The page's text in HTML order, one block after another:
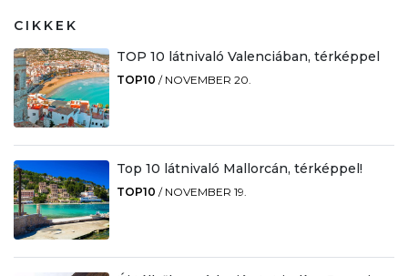
CIKKEK
TOP 10 látnivaló Valenciában, térképpel
TOP10 / NOVEMBER 20.
Top 10 látnivaló Mallorcán, térképpel!
TOP10 / NOVEMBER 19.